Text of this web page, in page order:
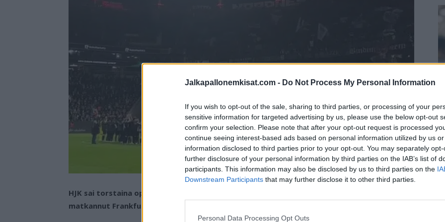
Jalkapallonemkisat.com - Do Not Process My Personal Information
If you wish to opt-out of the sale, sharing to third parties, or processing of your
sensitive information for targeted advertising by us, please use the below opt-out
confirm your selection. Please note that after your opt-out request is processed
continue seeing interest-based ads based on personal information utilized by us
information disclosed to third parties prior to your opt-out. You may separately
further disclosure of your personal information by third parties on the IAB’s list of
participants. This information may also be disclosed by us to third parties on the
Downstream Participants that may further disclose it to other third parties.
Personal Data Processing Opt Outs
HJK sai torstaina oppitunnin Bundesliigan ja Veikkausliigan välisistä eroista, kun se oli
matkannut Frankfurtin vieraaksi Konferenssiliigassa.